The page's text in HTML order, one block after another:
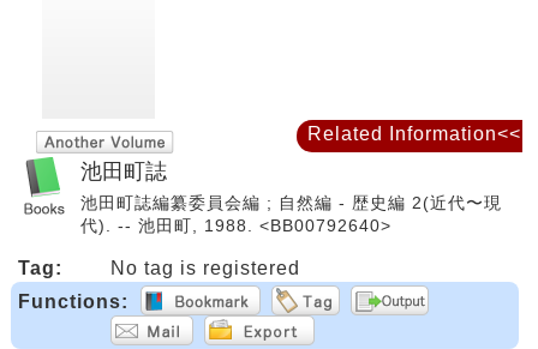
池田町誌
池田町誌編纂委員会編 ; 自然編 - 歴史編 2(近代〜現
代). -- 池田町, 1988. <BB00792640>
Tag:
No tag is registered
Functions:
Related Information<<